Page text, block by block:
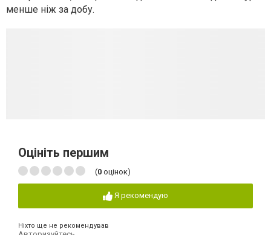
менше ніж за добу.
Оцініть першим
(0 оцінок)
Я рекомендую
Ніхто ще не рекомендував